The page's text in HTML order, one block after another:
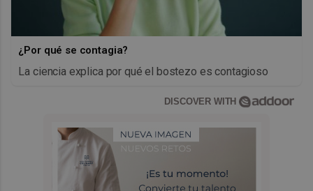
¿Por qué se contagia?
La ciencia explica por qué el bostezo es contagioso
DISCOVER WITH